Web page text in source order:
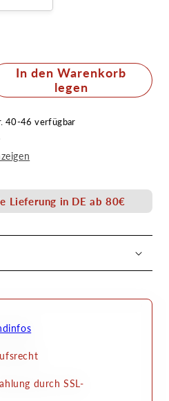
In den Warenkorb
legen
40-46 verfügbar
Lieferung in DE ab 80€
durch SSL-